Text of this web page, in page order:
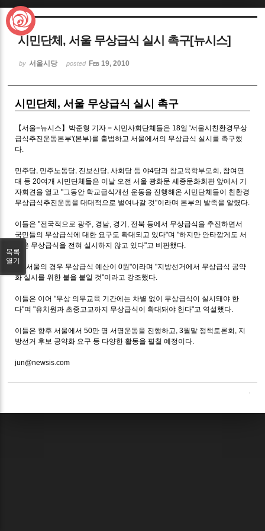
시민단체, 서울 무상급식 실시 촉구[뉴시스]
by 서울시당 posted Feb 19, 2010
시민단체, 서울 무상급식 실시 촉구
【서울=뉴시스】박준형 기자 = 시민사회단체들은 18일 '서울시친환경무상
급식추진운동본부'(본부)를 출범하고 서울에서의 무상급식 실시를 촉구했
다.
민주당, 민주노동당, 진보신당, 사회당 등 야4당과 참교육학부모회, 참여연
대 등 20여개 시민단체들은 이날 오전 서울 광화문 세종문화회관 앞에서 기
자회견을 열고 "그동안 학교급식개선 운동을 진행해온 시민단체들이 친환경
무상급식추진운동을 대대적으로 벌여나갈 것"이라며 본부의 발족을 알렸다.
이들은 "전국적으로 광주, 경남, 경기, 전북 등에서 무상급식을 추진하면서
국민들의 무상급식에 대한 요구도 확대되고 있다"며 "하지만 안타깝게도 서
울은 무상급식을 전혀 실시하지 않고 있다"고 비판했다.
또 "서울의 경우 무상급식 예산이 0원"이라며 "지방선거에서 무상급식 공약
화 실시를 위한 불을 붙일 것"이라고 강조했다.
이들은 이어 "무상 의무교육 기간에는 차별 없이 무상급식이 실시돼야 한
다"며 "유치원과 초중고교까지 무상급식이 확대돼야 한다"고 역설했다.
이들은 향후 서울에서 50만 명 서명운동을 진행하고, 3월말 정책토론회, 지
방선거 후보 공약화 요구 등 다양한 활동을 펼칠 예정이다.
jun@newsis.com
목록
열기
Sketchbook5, 스케치북5
Sketchbook5, 스케치북5